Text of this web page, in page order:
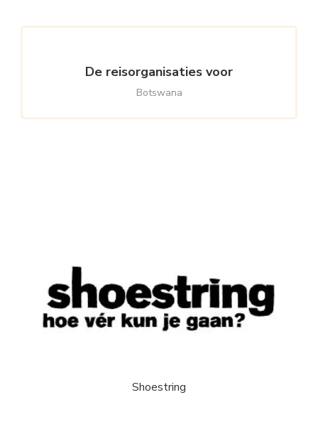
De reisorganisaties voor
Botswana
Shoestring